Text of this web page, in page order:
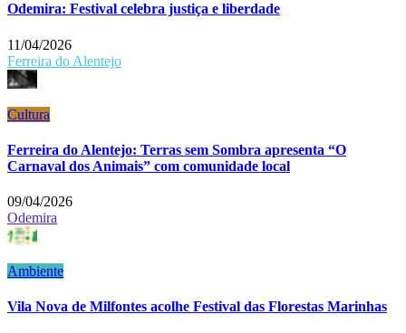
Odemira: Festival celebra justiça e liberdade
11/04/2026
Ferreira do Alentejo
Cultura
Ferreira do Alentejo: Terras sem Sombra apresenta “O
Carnaval dos Animais” com comunidade local
09/04/2026
Odemira
Ambiente
Vila Nova de Milfontes acolhe Festival das Florestas Marinhas